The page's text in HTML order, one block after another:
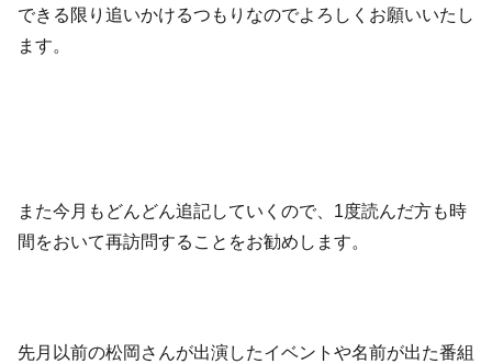
できる限り追いかけるつもりなのでよろしくお願いいたし
ます。
また今月もどんどん追記していくので、1度読んだ方も時
間をおいて再訪問することをお勧めします。
先月以前の松岡さんが出演したイベントや名前が出た番組